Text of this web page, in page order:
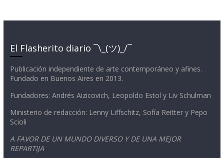
El Flasherito diario ¯\_(ツ)_/¯
Publicación independiente de arte contemporáneo y afines.
Fundado en Buenos Aires en 2013.
Fundadores: Andrés Aizicovich, Leopoldo Estol y Liv Schulman
Ministerio de redacción: Lenny Liffschitz, Sofía Reitter y Pepo
Scioli
A FAVOR DE UN MUNDO DIVERSO Y DE UNA MEJOR
REPARTIJA